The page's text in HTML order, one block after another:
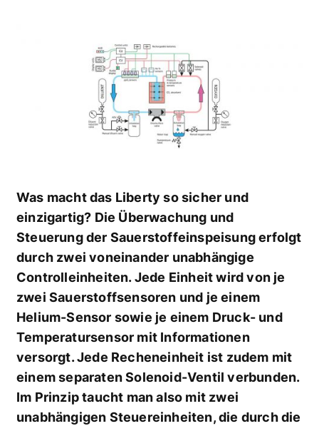
Was macht das Liberty so sicher und
einzigartig? Die Überwachung und
Steuerung der Sauerstoffeinspeisung erfolgt
durch zwei voneinander unabhängige
Controlleinheiten. Jede Einheit wird von je
zwei Sauerstoffsensoren und je einem
Helium-Sensor sowie je einem Druck- und
Temperatursensor mit Informationen
versorgt. Jede Recheneinheit ist zudem mit
einem separaten Solenoid-Ventil verbunden.
Im Prinzip taucht man also mit zwei
unabhängigen Steuereinheiten, die durch die